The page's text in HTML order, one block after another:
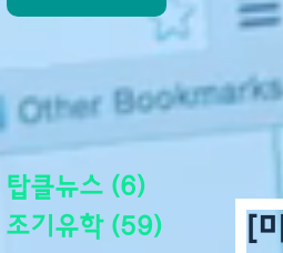
탑클뉴스 (6)
조기유학 (59) 게시물 59
[